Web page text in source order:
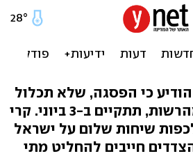
פסגת שרי
קרי
כי הפסגה, שלא תכלול
נציגים מישראל ומהרשות, תתקיים ב-3 ביוני. קרי
שיחות שלום על ישראל
חייבים להחליט מתי